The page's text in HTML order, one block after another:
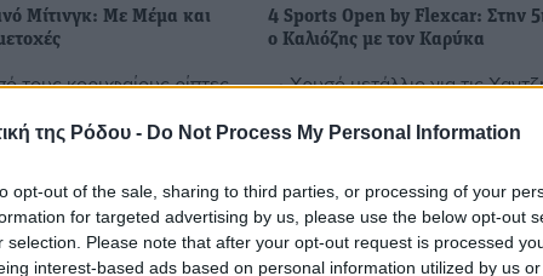
της Ρόδου - Do Not Process My Personal Information
opt-out of the sale, sharing to third parties, or processing of your
for targeted advertising by us, please use the below opt-out
selection. Please note that after your opt-out request is processed
interest-based ads based on personal information utilized by us
Μίτινγκ: Με Μέμα και
τους κορυφαίους ρίπτες
για το «6ο Αλεξανδρινό
από τα πρώτα της βήματα
4 Sports Open by Flexcar: Στην
ο Καλιόζης με τον Καρύκα
• Χρυσό μετάλλιο για τις
Τσιγαρίδα και Σεμιτέκολο στους
στο τουρνουά Open που ...